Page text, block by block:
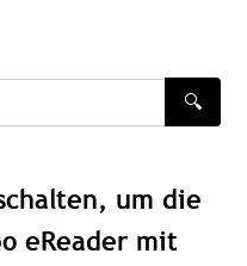
🔍
um die
eReader mit